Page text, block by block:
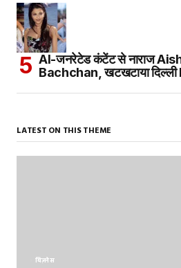
AI-जनरेटेड कंटेंट से नाराज
Bachchan, खटखटाया दिल्ली
LATEST ON THIS THEME
बिज़नेस